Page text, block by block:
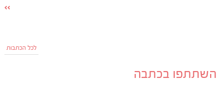
לכל הכתבות
השתתפו בכתבה